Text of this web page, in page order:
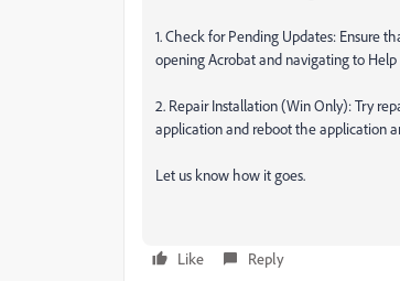
1. Check for Pending Updates: Ensure
opening Acrobat and navigating to
2. Repair Installation (Win Only): Try
application and reboot the application
Let us know how it goes.
Like Reply